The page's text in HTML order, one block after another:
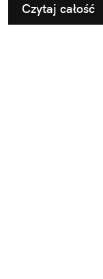
Czytaj całość